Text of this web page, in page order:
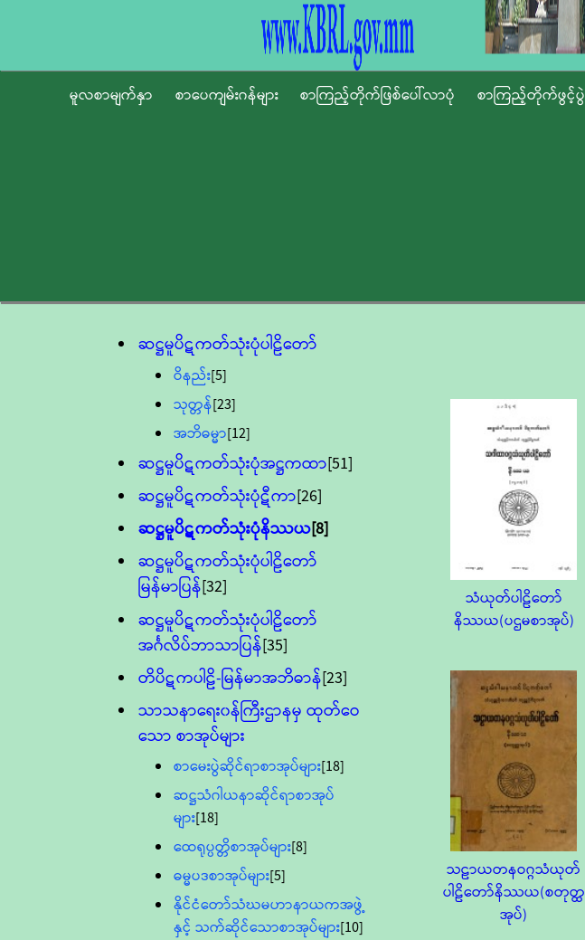
မူလစာမျက်နှာ စာပေကျမ်းဂန်များ စာကြည့်တိုက်ဖြစ်ပေါ်လာပုံ စာကြည့်တိုက်ဖွင့်ပွဲ
ဆဋ္ဌမူပိဋကတ်သုံးပုံပါဠိတော်
ဝိနည်း[5]
သုတ္တန်[23]
အဘိဓမ္မာ[12]
ဆဋ္ဌမူပိဋကတ်သုံးပုံအဋ္ဌကထာ[51]
ဆဋ္ဌမူပိဋကတ်သုံးပုံဋီကာ[26]
ဆဋ္ဌမူပိဋကတ်သုံးပုံနိဿယ[8]
ဆဋ္ဌမူပိဋကတ်သုံးပုံပါဠိတော်
မြန်မာပြန်[32]
ဆဋ္ဌမူပိဋကတ်သုံးပုံပါဠိတော်
အင်္ဂလိပ်ဘာသာပြန်[35]
တိပိဋကပါဠိ-မြန်မာအဘိဓာန်[23]
သာသနာရေး၀န်ကြီးဌာနမှ ထုတ်ဝေ
သော စာအုပ်များ
စာမေးပွဲဆိုင်ရာစာအုပ်များ[18]
ဆဋ္ဌသံဂါယနာဆိုင်ရာစာအုပ်
များ[18]
ထေရုပ္ပတ္တိစာအုပ်များ[8]
ဓမ္မပဒစာအုပ်များ[5]
နိုင်ငံတော်သံဃမဟာနာယကအဖွဲ့
နှင့် သက်ဆိုင်သောစာအုပ်များ[10]
သံယုတ်ပါဠိတော်
နိဿယ(ပဌမစာအုပ်)
သဠာယတနဝဂ္ဂသံယုတ်
ပါဠိတော်နိဿယ(စတုတ္ထ
အုပ်)